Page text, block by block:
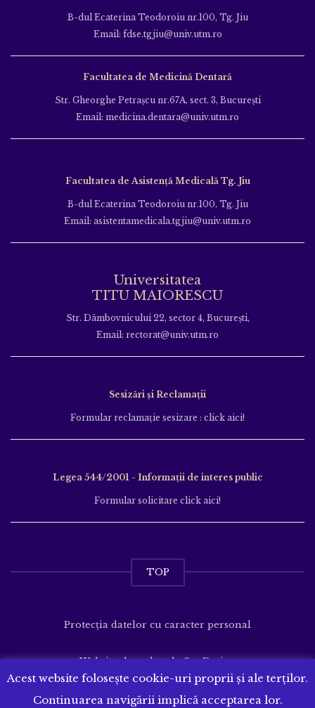
B-dul Ecaterina Teodoroiu nr.100, Tg. Jiu
Email: fdse.tgjiu@univ.utm.ro
Facultatea de Medicină Dentară
Str. Gheorghe Petraşcu nr.67A, sect. 3, Bucureşti
Email: medicina.dentara@univ.utm.ro
Facultatea de Asistență Medicală Tg. Jiu
B-dul Ecaterina Teodoroiu nr.100, Tg. Jiu
Email: asistentamedicala.tgjiu@univ.utm.ro
Universitatea
TITU MAIORESCU
Str. Dâmbovnicului 22, sector 4, București,
Email: rectorat@univ.utm.ro
Sesizări și Reclamații
Formular reclamație sesizare : click aici!
Legea 544/2001 - Informații de interes public
Formular solicitare click aici!
TOP
Protecția datelor cu caracter personal
Website dezvoltat deSenDesign
Acest website folosește cookie-uri proprii și ale terților.
Continuarea navigării implică acceptarea lor.